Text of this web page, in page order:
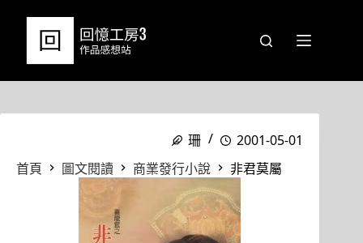
珊
2001-05-01
首頁
圖文閱讀 商業發行小說 非君莫屬